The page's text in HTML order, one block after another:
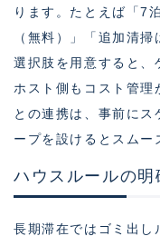
ります。たとえば「7
（無料）」「追加清
選択肢を用意すると、
ホスト側もコスト管理
との連携は、事前に
ープを設けるとスムー
ハウスルールの
長期滞在ではゴミ出し